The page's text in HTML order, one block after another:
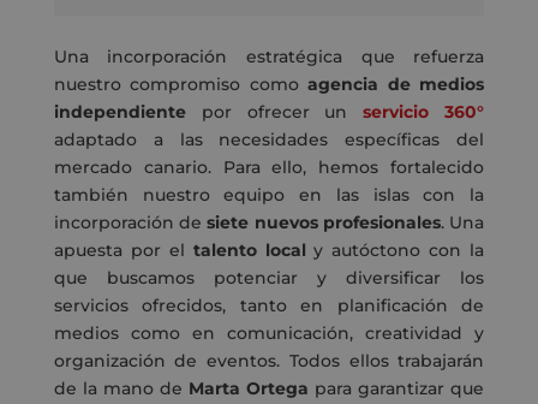
Una incorporación estratégica que refuerza
nuestro compromiso comoagencia de medios
independientepor ofrecer unservicio 360°
adaptado a las necesidades específicas del
mercado canario. Para ello, hemos fortalecido
también nuestro equipo en las islas con la
incorporación desiete nuevos profesionales. Una
apuesta por el talento local y autóctono con la
que buscamos potenciar y diversificar los
servicios ofrecidos, tanto en planificación de
medios como en comunicación, creatividad y
organización de eventos. Todos ellos trabajarán
de la mano de Marta Ortega para garantizar que